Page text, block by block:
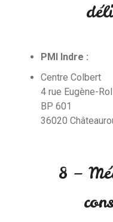
PMI Indre :
Centre Colbert
4 rue Eugène-
BP 601
36020
8 –